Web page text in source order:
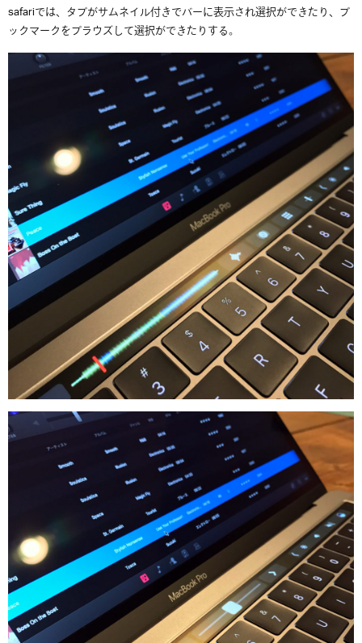
safariでは、タブがサムネイル付きでバーに表示され選択ができたり、ブ
ックマークをブラウズして選択ができたりする。